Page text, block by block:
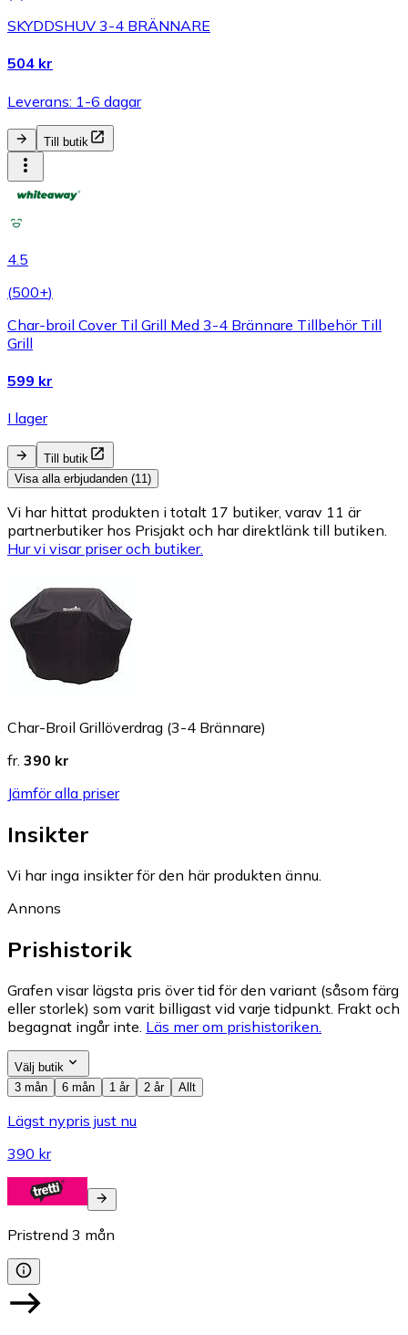
SKYDDSHUV 3-4 BRÄNNARE
504 kr
Leverans: 1-6 dagar
Till butik
4.5
(500+)
Char-broil Cover Til Grill Med 3-4 Brännare Tillbehör Till
Grill
599 kr
I lager
Till butik
Visa alla erbjudanden (11)
Vi har hittat produkten i totalt 17 butiker, varav 11 är
partnerbutiker hos Prisjakt och har direktlänk till butiken.
Hur vi visar priser och butiker.
Char-Broil Grillöverdrag (3-4 Brännare)
fr. 390 kr
Jämför alla priser
Insikter
Vi har inga insikter för den här produkten ännu.
Annons
Prishistorik
Grafen visar lägsta pris över tid för den variant (såsom färg
eller storlek) som varit billigast vid varje tidpunkt. Frakt och
begagnat ingår inte. Läs mer om prishistoriken.
Välj butik
3 mån
6 mån 1 år 2 år Allt
Lägst nypris just nu
390 kr
Pristrend 3 mån